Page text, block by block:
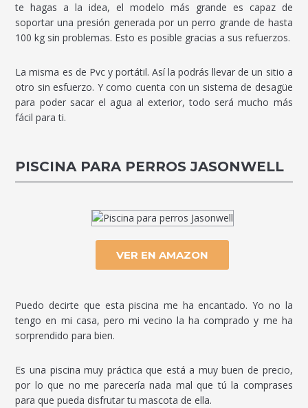
te hagas a la idea, el modelo más grande es capaz de
soportar una presión generada por un perro grande de hasta
100 kg sin problemas. Esto es posible gracias a sus refuerzos.
La misma es de Pvc y portátil. Así la podrás llevar de un sitio a
otro sin esfuerzo. Y como cuenta con un sistema de desagüe
para poder sacar el agua al exterior, todo será mucho más
fácil para ti.
PISCINA PARA PERROS JASONWELL
VER EN AMAZON
Puedo decirte que esta piscina me ha encantado. Yo no la
tengo en mi casa, pero mi vecino la ha comprado y me ha
sorprendido para bien.
Es una piscina muy práctica que está a muy buen de precio,
por lo que no me parecería nada mal que tú la comprases
para que pueda disfrutar tu mascota de ella.